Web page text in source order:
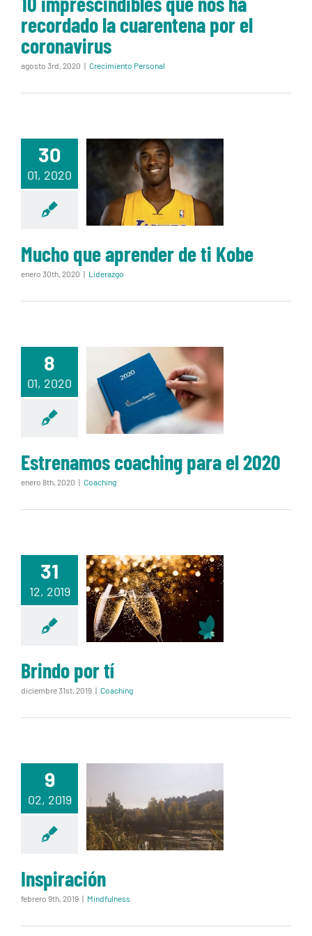
recordado la cuarentena por el
coronavirus
agosto 3rd, 2020 | Crecimiento Personal
30
01, 2020
Mucho que
aprender de ti
Kobe
Mucho que aprender de ti Kobe
enero 30th, 2020 | Liderazgo
8
01, 2020
Estrenamos
coaching para
el 2020
Estrenamos coaching para el 2020
enero 8th, 2020 | Coaching
31
12, 2019 Brindo por tí
Brindo por tí
diciembre 31st, 2019 | Coaching
9
02, 2019 Inspiración
Inspiración
febrero 9th, 2019 | Mindfulness